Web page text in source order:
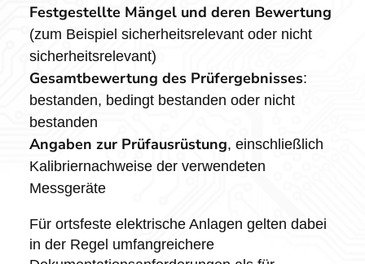
Festgestellte Mängel und deren Bewertung
(zum Beispiel sicherheitsrelevant oder nicht
sicherheitsrelevant)
Gesamtbewertung des Prüfergebnisses:
bestanden, bedingt bestanden oder nicht
bestanden
Angaben zur Prüfausrüstung, einschließlich
Kalibriernachweise der verwendeten
Messgeräte
Für ortsfeste elektrische Anlagen gelten dabei
in der Regel umfangreichere